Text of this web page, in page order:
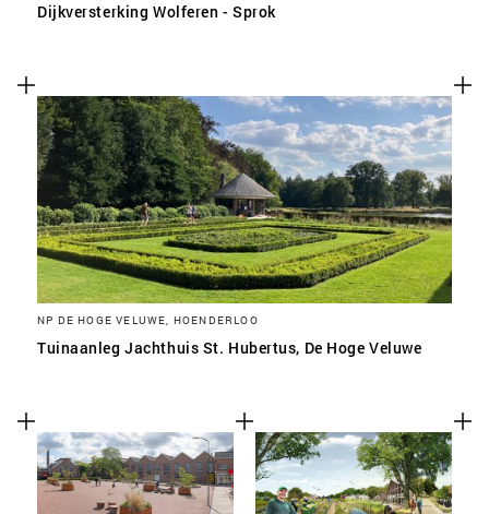
Dijkversterking Wolferen - Sprok
NP DE HOGE VELUWE, HOENDERLOO
Tuinaanleg Jachthuis St. Hubertus, De Hoge Veluwe